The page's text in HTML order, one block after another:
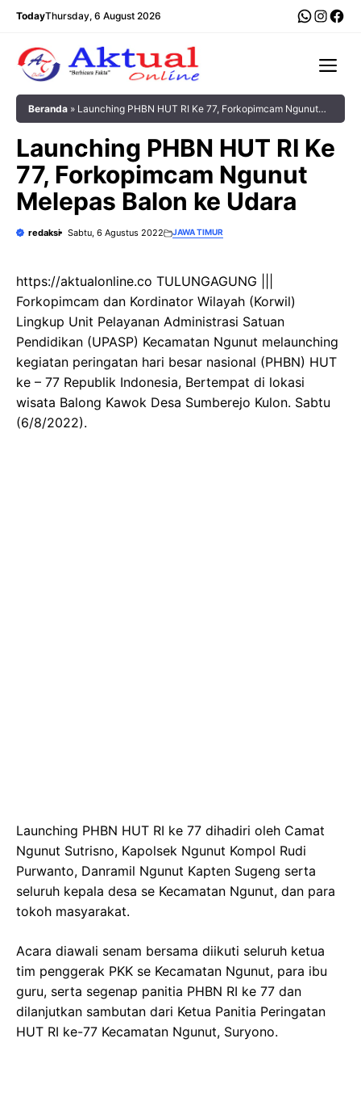
Langsung
TodayThursday, 6 August 2026
Beranda » Launching PHBN HUT RI Ke 77, Forkopimcam Ngunut
Launching PHBN HUT RI Ke
77, Forkopimcam Ngunut
Melepas Balon ke Udara
redaksi Sabtu, 6 Agustus 2022 JAWA TIMUR
https://aktualonline.co TULUNGAGUNG |||
Forkopimcam dan Kordinator Wilayah (Korwil)
Lingkup Unit Pelayanan Administrasi Satuan
Pendidikan (UPASP) Kecamatan Ngunut melaunching
kegiatan peringatan hari besar nasional (PHBN) HUT
ke – 77 Republik Indonesia, Bertempat di lokasi
wisata Balong Kawok Desa Sumberejo Kulon. Sabtu
(6/8/2022).
Launching PHBN HUT RI ke 77 dihadiri oleh Camat
Ngunut Sutrisno, Kapolsek Ngunut Kompol Rudi
Purwanto, Danramil Ngunut Kapten Sugeng serta
seluruh kepala desa se Kecamatan Ngunut, dan para
tokoh masyarakat.
Acara diawali senam bersama diikuti seluruh ketua
tim penggerak PKK se Kecamatan Ngunut, para ibu
guru, serta segenap panitia PHBN RI ke 77 dan
dilanjutkan sambutan dari Ketua Panitia Peringatan
HUT RI ke-77 Kecamatan Ngunut, Suryono.